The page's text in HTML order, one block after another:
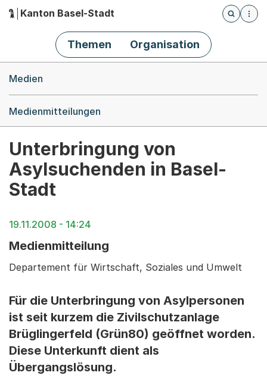
Hauptnavigation
Kanton Basel-Stadt
Öffnet
Themen Organisation
Medien
Medienmitteilungen
Unterbringung von
Asylsuchenden in Basel-
Stadt
19.11.2008 - 14:24
Medienmitteilung
Departement für Wirtschaft, Soziales und Umwelt
Für die Unterbringung von Asylpersonen
ist seit kurzem die Zivilschutzanlage
Brüglingerfeld (Grün80) geöffnet worden.
Diese Unterkunft dient als
Übergangslösung.